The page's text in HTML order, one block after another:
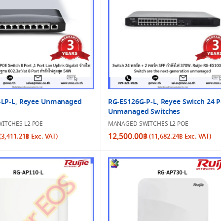
LP-L, Reyee Unmanaged
L2 POE
3,411.21฿ Exc. VAT)
RG-ES126G-P-L, Reyee Switch 24
Unmanaged Switches
MANAGED SWITCHES L2 POE
12,500.00฿(11,682.24฿ Exc. VAT)